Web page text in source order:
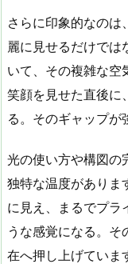
さらに印象的なのは
麗に見せるだけでは
いて、その複雑な空
笑顔を見せた直後に
る。そのギャップが
光の使い方や構図の
独特な温度がありま
に見え、まるでプラ
うな感覚になる。
在へ押し上げていま